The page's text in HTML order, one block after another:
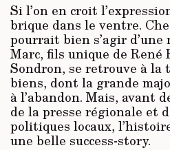
Si l’on en croit
brique dans le ventre.
pourrait bien s’agir d’une
Marc, fils unique de
Sondron, se retrouve à la
biens, dont la grande
à l’abandon. Mais, avant
de la presse régionale et
politiques locaux,
une belle success-story.